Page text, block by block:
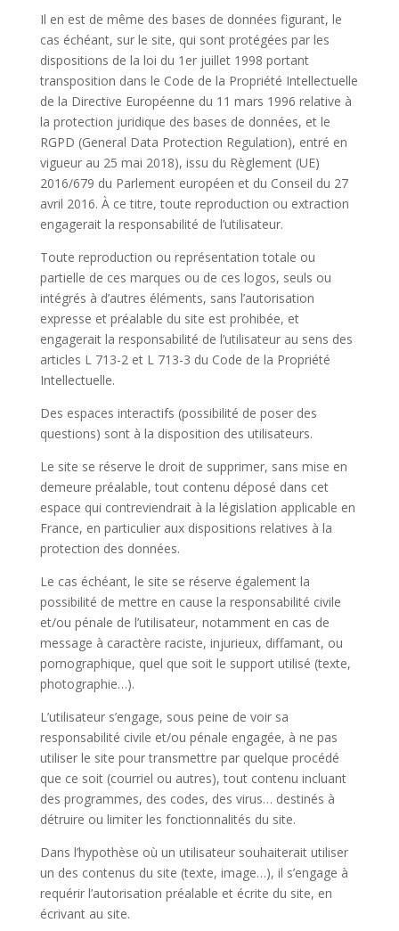
Il en est de même des bases de données figurant, le
cas échéant, sur le site, qui sont protégées par les
dispositions de la loi du 1er juillet 1998 portant
transposition dans le Code de la Propriété Intellectuelle
de la Directive Européenne du 11 mars 1996 relative à
la protection juridique des bases de données, et le
RGPD (General Data Protection Regulation), entré en
vigueur au 25 mai 2018), issu du Règlement (UE)
2016/679 du Parlement européen et du Conseil du 27
avril 2016. À ce titre, toute reproduction ou extraction
engagerait la responsabilité de l’utilisateur.
Toute reproduction ou représentation totale ou
partielle de ces marques ou de ces logos, seuls ou
intégrés à d’autres éléments, sans l’autorisation
expresse et préalable du site est prohibée, et
engagerait la responsabilité de l’utilisateur au sens des
articles L 713-2 et L 713-3 du Code de la Propriété
Intellectuelle.
Des espaces interactifs (possibilité de poser des
questions) sont à la disposition des utilisateurs.
Le site se réserve le droit de supprimer, sans mise en
demeure préalable, tout contenu déposé dans cet
espace qui contreviendrait à la législation applicable en
France, en particulier aux dispositions relatives à la
protection des données.
Le cas échéant, le site se réserve également la
possibilité de mettre en cause la responsabilité civile
et/ou pénale de l’utilisateur, notamment en cas de
message à caractère raciste, injurieux, diffamant, ou
pornographique, quel que soit le support utilisé (texte,
photographie…).
L’utilisateur s’engage, sous peine de voir sa
responsabilité civile et/ou pénale engagée, à ne pas
utiliser le site pour transmettre par quelque procédé
que ce soit (courriel ou autres), tout contenu incluant
des programmes, des codes, des virus… destinés à
détruire ou limiter les fonctionnalités du site.
Dans l’hypothèse où un utilisateur souhaiterait utiliser
un des contenus du site (texte, image…), il s’engage à
requérir l’autorisation préalable et écrite du site, en
écrivant au site.